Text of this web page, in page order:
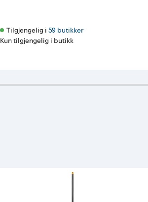
Tilgjengelig i 59 butikker
Kun tilgjengelig i butikk